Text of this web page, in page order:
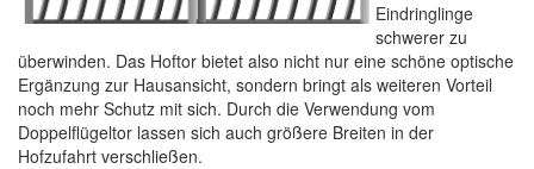
Eindringlinge
schwerer zu
überwinden. Das Hoftor bietet also nicht nur eine schöne optische
Ergänzung zur Hausansicht, sondern bringt als weiteren Vorteil
noch mehr Schutz mit sich. Durch die Verwendung vom
Doppelflügeltor lassen sich auch größere Breiten in der
Hofzufahrt verschließen.